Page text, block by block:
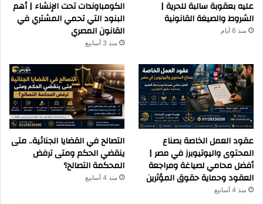
عليه بعقوبة سالبة للحرية |
الشروط والصيغة القانونية
منذ 6 أيام
الكومباوندات تحت الإنشاء | أهم
البنود التي تحمي المشتري في
القانون المصري
منذ 3 أسابيع
عقود العمل الخاصة بصناع
المحتوى واليوتيوبرز في مصر |
أفضل محامي لصياغة ومراجعة
العقود وحماية حقوق المؤثرين
منذ 4 أسابيع
التصالح في القضايا الجنائية.. متى
ينقضي الحكم ومتى ترفض
المحكمة التصالح؟
منذ 4 أسابيع